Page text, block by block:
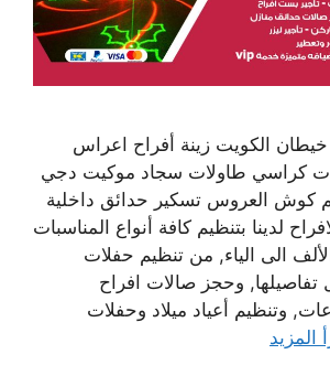
الكويت زينة أفراح اعراس
كراسي طاولات سجاد موكيت دجي
كوش العروس تسكير حدائق داخلية
لدينا بتنظيم كافة أنواع المناسبات
الى الياء, من تنظيم حفلات
وحجز صالات افراح
وتنظيم أعياد ميلاد وحفلات
المزيد